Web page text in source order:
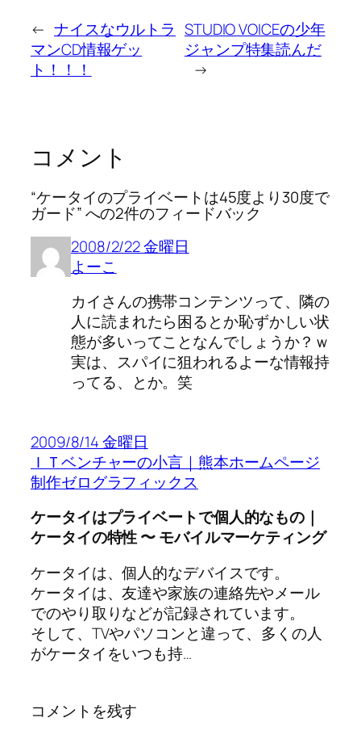
← ナイスなウルトラ
マンCD情報ゲッ
ト！！！
STUDIO VOICEの少年
ジャンプ特集読んだ
→
コメント
“ケータイのプライベートは45度より30度で
ガード” への2件のフィードバック
2008/2/22 金曜日
よーこ
カイさんの携帯コンテンツって、隣の
人に読まれたら困るとか恥ずかしい状
態が多いってことなんでしょうか？ｗ
実は、スパイに狙われるよーな情報持
ってる、とか。笑
2009/8/14 金曜日
ＩＴベンチャーの小言｜熊本ホームページ
制作ゼログラフィックス
ケータイはプライベートで個人的なもの｜
ケータイの特性 〜 モバイルマーケティング
ケータイは、個人的なデバイスです。
ケータイは、友達や家族の連絡先やメール
でのやり取りなどが記録されています。
そして、TVやパソコンと違って、多くの人
がケータイをいつも持…
コメントを残す